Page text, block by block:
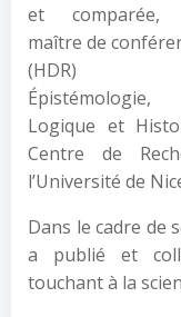
et comparée,
maître de
(HDR)
Épistémologie,
Logique et
Centre de
l’Université de
Dans le cadre de
a publié et
touchant à la